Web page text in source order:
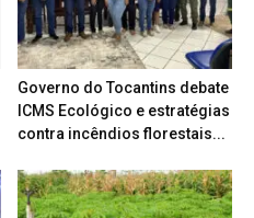
Governo do Tocantins debate
ICMS Ecológico e estratégias
contra incêndios florestais...